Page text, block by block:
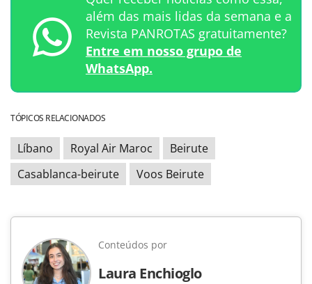
além das mais lidas da semana e a
Revista PANROTAS gratuitamente?
Entre em nosso grupo de
WhatsApp.
TÓPICOS RELACIONADOS
Líbano Royal Air Maroc
Beirute
Casablanca-beirute
Voos Beirute
Conteúdos por
Laura Enchioglo